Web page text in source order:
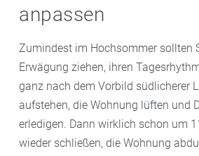
anpassen
Zumindest im Hochsommer sollten
Erwägung ziehen, ihren
ganz nach dem Vorbild südlicherer
aufstehen, die Wohnung lüften und
erledigen. Dann wirklich schon um
wieder schließen, die Wohnung